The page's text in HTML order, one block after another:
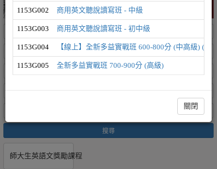
搜尋
師大生英語文獎勵課程
1153G002 商用英文聽說讀寫班 - 中級
1153G003 商用英文聽說讀寫班 - 初中級
1153G004 【線上】全新多益實戰班 600-800分 (中高級) (提
1153G005 全新多益實戰班 700-900分 (高級)
關閉